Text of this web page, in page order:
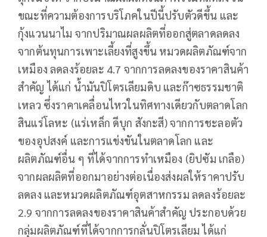
ขณะที่ความต้องการบริโภคในปีนี้ปรับตัวดีขึ้น และ
กุ้งแวนนาไม จากปริมาณผลผลิตที่ออกสู่ตลาดลดลง
จากต้นทุนการเพาะเลี้ยงที่สูงขึ้น หมวดผลิตภัณฑ์จาก
เหมือง ลดลงร้อยละ 4.7 จากการลดลงของราคาสินค้า
สำคัญ ได้แก่ น้ำมันปิโตรเลียมดิบ และก๊าซธรรมชาติ
เหลว ซึ่งราคาเคลื่อนไหวในทิศทางเดียวกับตลาดโลก
สินแร่โลหะ (แร่เหล็ก ดีบุก สังกะสี) จากการชะลอตัว
ของอุปสงค์ และการแข่งขันในตลาดโลก และ
ผลิตภัณฑ์อื่น ๆ ที่ได้จากการทำเหมือง (ยิปซัม เกลือ)
จากผลผลิตที่ออกมาอย่างต่อเนื่องส่งผลให้ราคาปรับ
ลดลง และหมวดผลิตภัณฑ์อุตสาหกรรม ลดลงร้อยละ
2.9 จากการลดลงของราคาสินค้าสำคัญ ประกอบด้วย
กลุ่มผลิตภัณฑ์ที่ได้จากการกลั่นปิโตรเลียม ได้แก่